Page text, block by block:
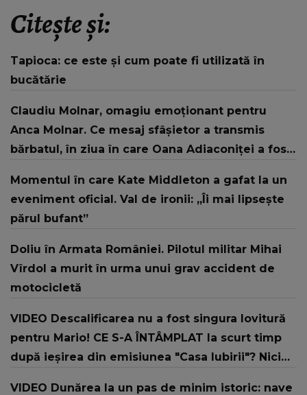
Citește și:
Tapioca: ce este și cum poate fi utilizată în
bucătărie
Claudiu Molnar, omagiu emoționant pentru
Anca Molnar. Ce mesaj sfâșietor a transmis
bărbatul, în ziua în care Oana Adiaconiței a fost
Momentul în care Kate Middleton a gafat la un
eveniment oficial. Val de ironii: „Îi mai lipsește
părul bufant”
Doliu în Armata României. Pilotul militar Mihai
Vîrdol a murit în urma unui grav accident de
motocicletă
VIDEO Descalificarea nu a fost singura lovitură
pentru Mario! CE S-A ÎNTÂMPLAT la scurt timp
după ieșirea din emisiunea "Casa Iubirii"? Nici
VIDEO Dunărea la un pas de minim istoric: nave